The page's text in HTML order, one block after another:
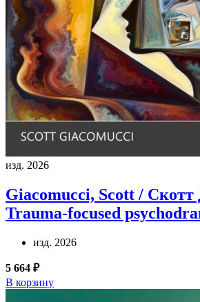
изд. 2026
Giacomucci, Scott /
Trauma-focused
изд. 2026
5 664 ₽
В корзину